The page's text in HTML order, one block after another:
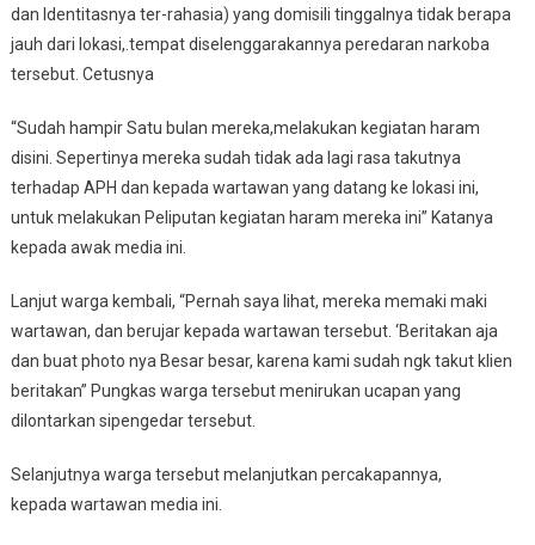
dan Identitasnya ter-rahasia) yang domisili tinggalnya tidak berapa
jauh dari lokasi,.tempat diselenggarakannya peredaran narkoba
tersebut. Cetusnya
“Sudah hampir Satu bulan mereka,melakukan kegiatan haram
disini. Sepertinya mereka sudah tidak ada lagi rasa takutnya
terhadap APH dan kepada wartawan yang datang ke lokasi ini,
untuk melakukan Peliputan kegiatan haram mereka ini” Katanya
kepada awak media ini.
Lanjut warga kembali, “Pernah saya lihat, mereka memaki maki
wartawan, dan berujar kepada wartawan tersebut. ‘Beritakan aja
dan buat photo nya Besar besar, karena kami sudah ngk takut klien
beritakan” Pungkas warga tersebut menirukan ucapan yang
dilontarkan sipengedar tersebut.
Selanjutnya warga tersebut melanjutkan percakapannya,
kepada wartawan media ini.